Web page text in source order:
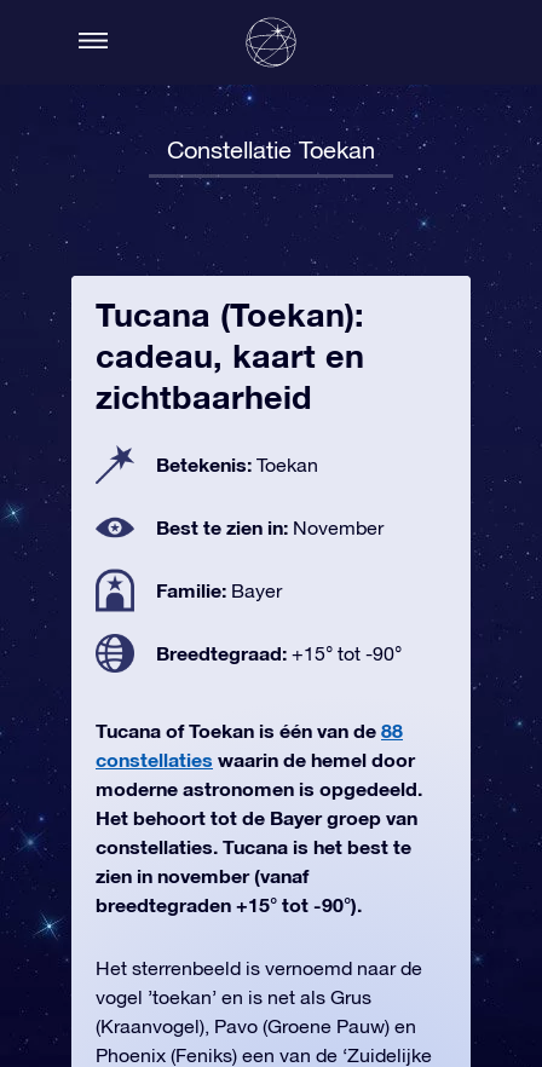
Constellatie Toekan
Tucana (Toekan):
cadeau, kaart en
zichtbaarheid
Betekenis: Toekan
Best te zien in: November
Familie: Bayer
Breedtegraad: +15° tot -90°
Tucana of Toekan is één van de 88
constellaties waarin de hemel door
moderne astronomen is opgedeeld.
Het behoort tot de Bayer groep van
constellaties. Tucana is het best te
zien in november (vanaf
breedtegraden +15° tot -90°).
Het sterrenbeeld is vernoemd naar de
vogel ’toekan’ en is net als Grus
(Kraanvogel), Pavo (Groene Pauw) en
Phoenix (Feniks) een van de ‘Zuidelijke